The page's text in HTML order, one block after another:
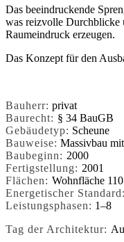
Das beeindruckende
was reizvolle Durchblicke
Raumeindruck erzeugen.
Das Konzept für den
Bauherr: privat
Baurecht: § 34 BauGB
Gebäudetyp: Scheune
Bauweise: Massivbau
Baubeginn: 2000
Fertigstellung: 2001
Flächen: Wohnfläche
Energetischer Standard:
Leistungsphasen: 1–8
Tag der Architektur: